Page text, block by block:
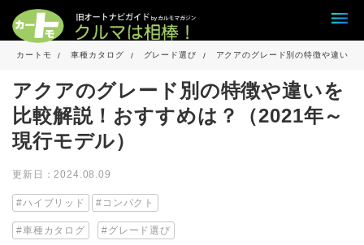
カートモ 車種カタログ グレード選び アクアのグレード別の特徴や違いを
アクアのグレード別の特徴や違いを
比較解説！おすすめは？（2021年～
現行モデル）
更新日：2024.08.09
ハイブリッド コンパクト
車種カタログ グレード選び